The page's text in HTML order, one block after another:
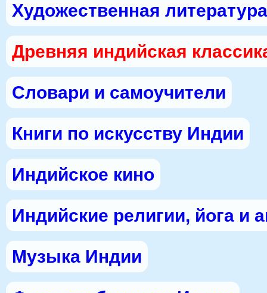
Художественная
Древняя индийская
Словари и самоучители
Книги по искусству Индии
Индийское кино
Индийские религии, йога и
Музыка Индии